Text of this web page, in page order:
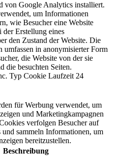
von Google Analytics installiert.
um Informationen
wie Besucher eine Website
Erstellung eines
den Zustand der Website. Die
umfassen in anonymisierter Form
die Website von der sie
die besuchten Seiten.
Typ Cookie Laufzeit 24
für Werbung verwendet, um
und Marketingkampagnen
verfolgen Besucher auf
und sammeln Informationen, um
bereitzustellen.
Beschreibung